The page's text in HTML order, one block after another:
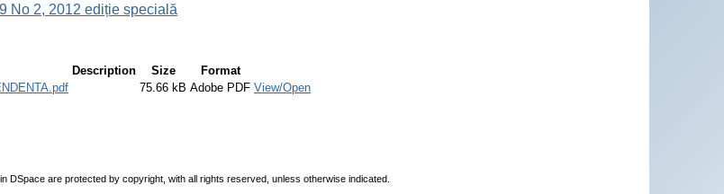
No 2, 2012 ediție specială
Description Size
Format
75.66 kB Adobe PDF View/Open
in DSpace are protected by copyright, with all rights reserved, unless otherwise indicated.